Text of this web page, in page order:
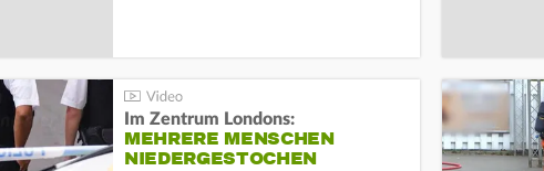
Im Zentrum Londons:
MEHRERE MENSCHEN
NIEDERGESTOCHEN